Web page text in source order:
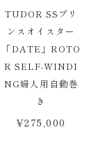
TUDOR SSプリ
ンスオイスター
「DATE」ROTO
R SELF-WINDI
NG婦人用自動巻
き
¥275,000